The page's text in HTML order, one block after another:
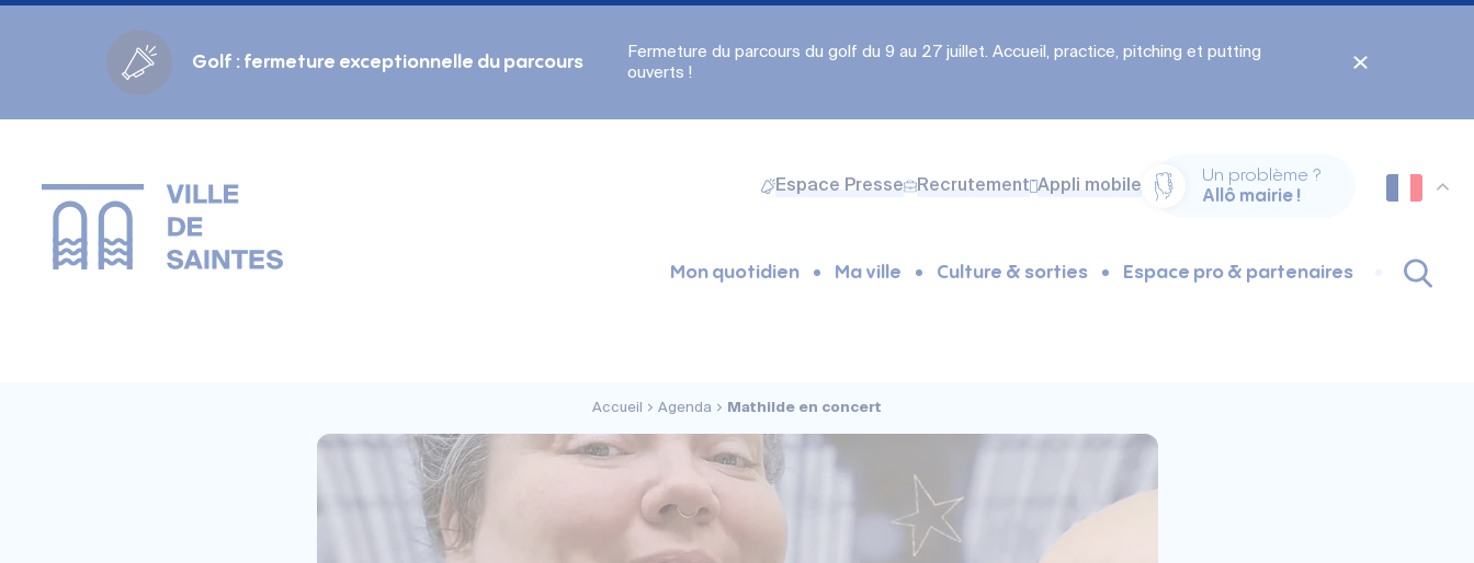
Golf : fermeture exceptionnelle du parcours
Fermeture du parcours du golf du 9 au 27 juillet. Accueil, practice, pitching et putting
ouverts !
Espace Presse Recrutement Appli mobile
Un problème ?
Allô mairie !
Mon quotidien Ma ville Culture & sorties Espace pro & partenaires
Accueil Agenda Mathilde en concert
Police adaptée (dyslexie) :
Inactif
Actif
Interlignage :
Par défaut
Augmenté
Cookies management panel